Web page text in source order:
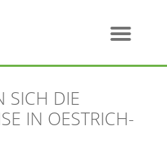
SICH DIE
IN OESTRICH-